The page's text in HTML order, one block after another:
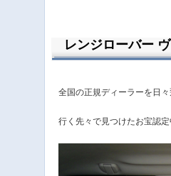
レンジローバー
全国の正規ディーラーを日
行く先々で見つけたお宝認